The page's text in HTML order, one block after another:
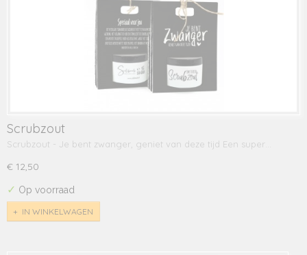
Scrubzout
Scrubzout - Je bent zwanger, geniet van deze tijd Een super…
€ 12,50
✓ Op voorraad
IN WINKELWAGEN